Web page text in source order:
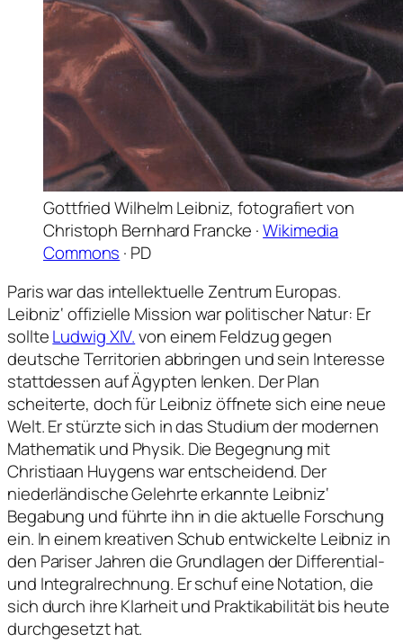
Gottfried Wilhelm Leibniz, fotografiert von
Christoph Bernhard Francke ·Wikimedia
Commons · PD
Paris war das intellektuelle Zentrum Europas.
Leibniz‘ offizielle Mission war politischer Natur: Er
sollteLudwig XIV.von einem Feldzug gegen
deutsche Territorien abbringen und sein Interesse
stattdessen auf Ägypten lenken. Der Plan
scheiterte, doch für Leibniz öffnete sich eine neue
Welt. Er stürzte sich in das Studium der modernen
Mathematik und Physik. Die Begegnung mit
Christiaan Huygens war entscheidend. Der
niederländische Gelehrte erkannte Leibniz‘
Begabung und führte ihn in die aktuelle Forschung
ein. In einem kreativen Schub entwickelte Leibniz in
den Pariser Jahren die Grundlagen der Differential-
und Integralrechnung. Er schuf eine Notation, die
sich durch ihre Klarheit und Praktikabilität bis heute
durchgesetzt hat.